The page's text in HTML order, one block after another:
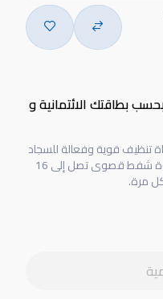
بطاقتك الائتمانية و
1 الكهربائية أداة تنظيف قوية وفعالة للسجاد
والأرضيات الصلبة. بقوة 1000 واط وقوة شفط قصوى تصل إلى 16
مرة.